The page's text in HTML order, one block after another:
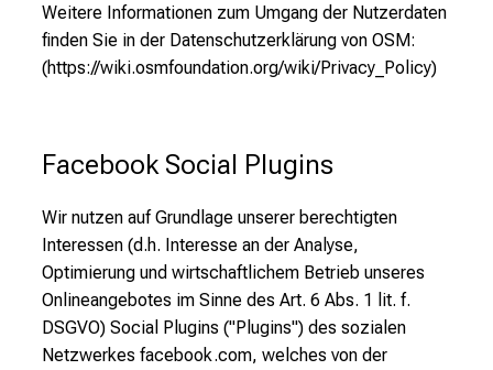
Weitere Informationen zum Umgang der Nutzerdaten
finden Sie in der Datenschutzerklärung von OSM:
(https://wiki.osmfoundation.org/wiki/Privacy_Policy)
Facebook Social Plugins
Wir nutzen auf Grundlage unserer berechtigten
Interessen (d.h. Interesse an der Analyse,
Optimierung und wirtschaftlichem Betrieb unseres
Onlineangebotes im Sinne des Art. 6 Abs. 1 lit. f.
DSGVO) Social Plugins ("Plugins") des sozialen
Netzwerkes facebook.com, welches von der